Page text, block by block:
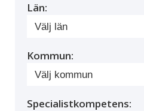
Län:
Kommun:
Specialistkompetens: